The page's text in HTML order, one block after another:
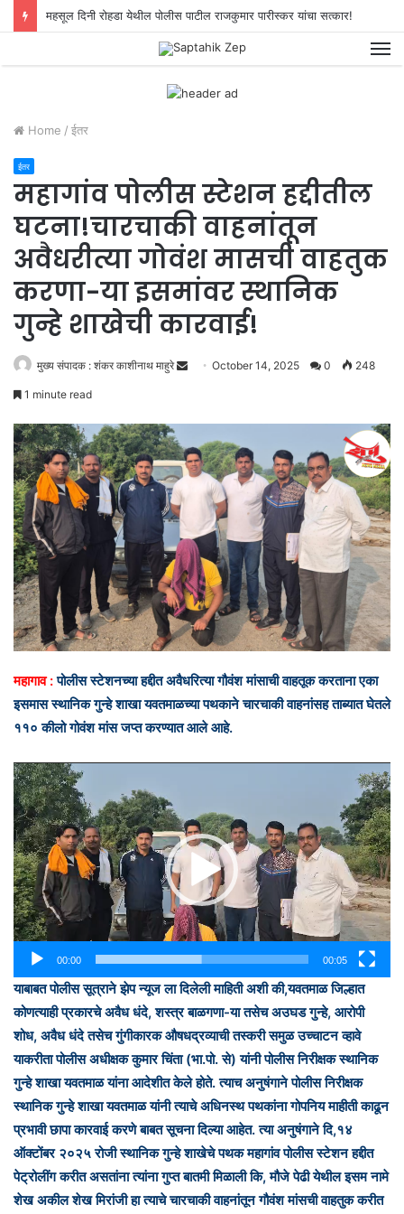
महसूल दिनी रोहडा येथील पोलीस पाटील राजकुमार पारीस्कर यांचा सत्कार!
Home / ईतर
ईतर
महागांव पोलीस स्टेशन हद्दीतील
घटना!चारचाकी वाहनांतून
अवैधरीत्या गोवंश मासची वाहतुक
करणा-या इसमांवर स्थानिक
गुन्हे शाखेची कारवाई!
मुख्य संपादक : शंकर काशीनाथ माहुरे
a
n
a
i
l
October 14, 2025 0 248
1 minute read
महागाव :पोलीस स्टेशनच्या हद्दीत अवैधरित्या गौवंश मांसाची वाहतूक करताना एका
इसमास स्थानिक गुन्हे शाखा यवतमाळच्या पथकाने चारचाकी वाहनांसह ताब्यात घेतले
११० कीलो गोवंश मांस जप्त करण्यात आले आहे.
Video
Player
00:00 00:05
याबाबत पोलीस सूत्राने झेप न्यूज ला दिलेली माहिती अशी की,यवतमाळ जिल्हात
कोणत्याही प्रकारचे अवैध धंदे, शस्त्र बाळगणा-या तसेच अउघड गुन्हे, आरोपी
शोध, अवैध धंदे तसेच गुंगीकारक औषधद्रव्याची तस्करी समुळ उच्चाटन व्हावे
याकरीता पोलीस अधीक्षक कुमार चिंता (भा.पो. से) यांनी पोलीस निरीक्षक स्थानिक
गुन्हे शाखा यवतमाळ यांना आदेशीत केले होते. त्याच अनुषंगाने पोलीस निरीक्षक
स्थानिक गुन्हे शाखा यवतमाळ यांनी त्याचे अधिनस्थ पथकांना गोपनिय माहीती काढून
प्रभावी छापा कारवाई करणे बाबत सूचना दिल्या आहेत. त्या अनुषंगाने दि,१४
ऑक्टोंबर २०२५ रोजी स्थानिक गुन्हे शाखेचे पथक महागांव पोलीस स्टेशन हद्दीत
पेट्रोलींग करीत असतांना त्यांना गुप्त बातमी मिळाली कि, मौजे पेढी येथील इसम नामे
शेख अकील शेख मिरांजी हा त्याचे चारचाकी वाहनांतून गौवंश मांसची वाहतुक करीत